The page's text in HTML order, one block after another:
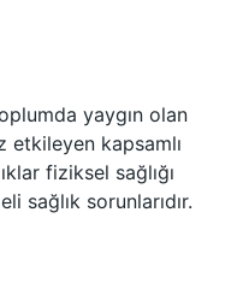
yaygın olan
etkileyen kapsamlı
fiziksel sağlığı
sağlık sorunlarıdır.